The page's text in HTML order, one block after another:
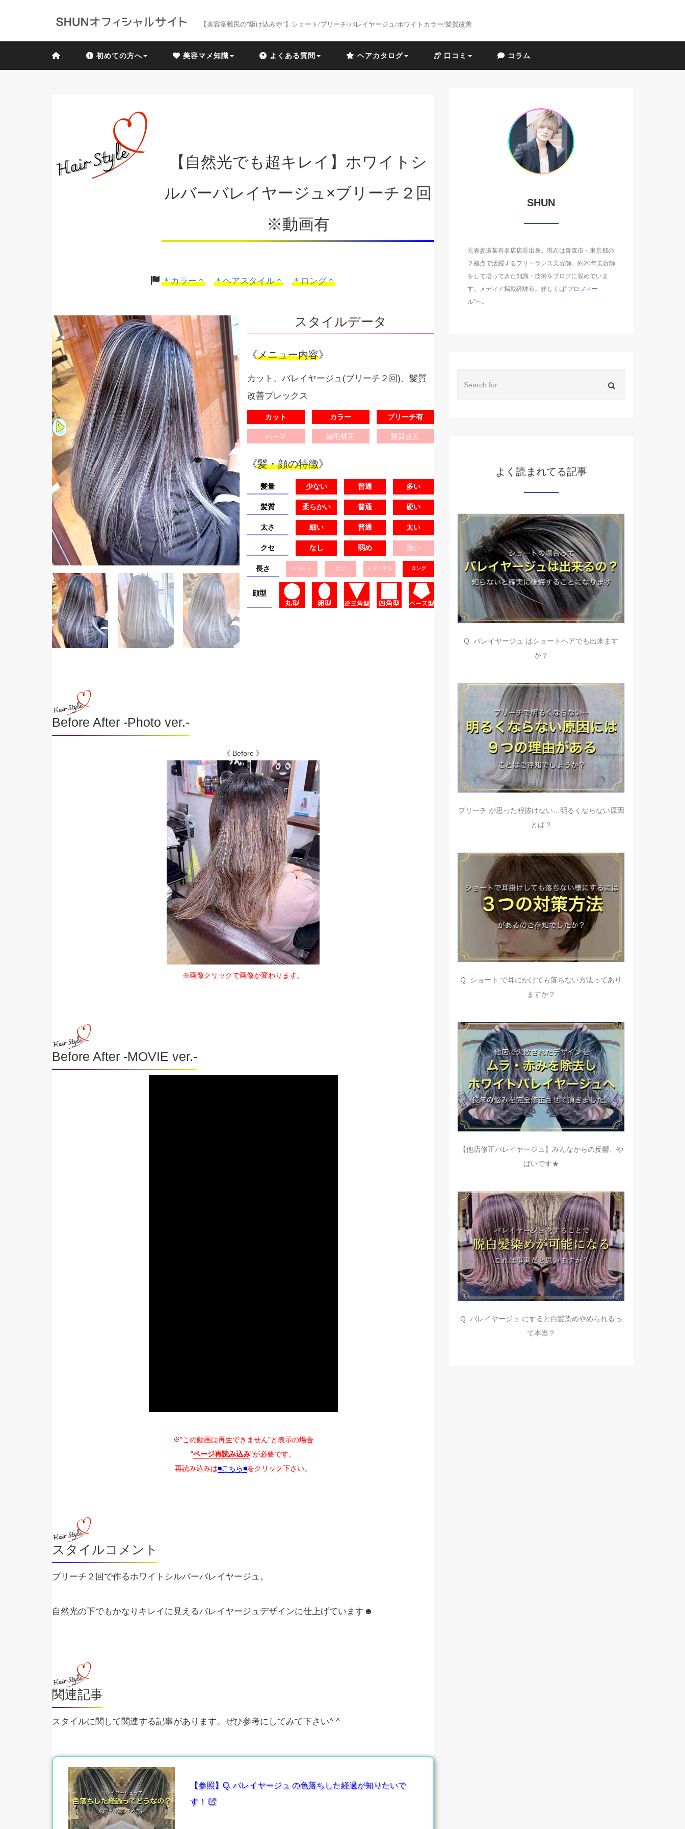
【美容室難民の"駆け込み寺"】ショート/ブリーチ/バレイヤージュ/ホワイトカラー/髪質改善
初めての方へ 美容マメ知識 よくある質問 ヘアカタログ 口コミ コラム
【自然光でも超キレイ】ホワイトシ
ルバーバレイヤージュ×ブリーチ２回
※動画有
＊カラー＊ ＊ヘアスタイル＊ ＊ロング＊
スタイルデータ
《メニュー内容》
カット、バレイヤージュ(ブリーチ２回)、髪質
改善プレックス
カット カラー ブリーチ有
パーマ 縮毛矯正 髪質改善
《髪・顔の特徴》
髪量 少ない 普通 多い
髪質 柔らかい 普通 硬い
太さ 細い 普通 太い
クセ なし 弱め 強い
長さ ショート ボブ ミディアム ロング
顔型
Before After -Photo ver.-
《 Before 》
※画像クリックで画像が変わります。
Before After -MOVIE ver.-
※"この動画は再生できません"と表示の場合
"ページ再読み込み"が必要です。
再読み込みは■こちら■をクリック下さい。
スタイルコメント
ブリーチ２回で作るホワイトシルバーバレイヤージュ。
自然光の下でもかなりキレイに見えるバレイヤージュデザインに仕上げています☻
関連記事
スタイルに関して関連する記事があります。ぜひ参考にしてみて下さい^ ^
【参照】Q. バレイヤージュ の色落ちした経過が知りたいで
す！
SHUN
元表参道某有名店店長出身。現在は青森市・東京都の
２拠点で活躍するフリーランス美容師。約20年美容師
をして培ってきた知識・技術をブログに収めていま
す。メディア掲載経験有。詳しくは"プロフィー
ル"へ。
よく読まれてる記事
Q. バレイヤージュ はショートヘアでも出来ます
か？
ブリーチ が思った程抜けない…明るくならない原因
とは？
Q. ショート で耳にかけても落ちない方法ってあり
ますか？
【他店修正バレイヤージュ】みんなからの反響、や
ばいです★
Q. バレイヤージュ にすると白髪染めやめられるっ
て本当？